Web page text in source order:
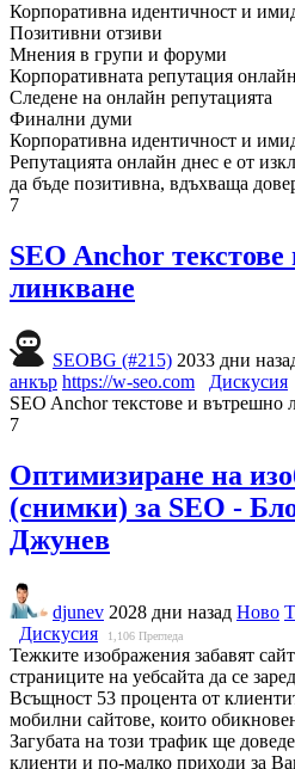
Корпоративна идентичност и
Позитивни отзиви
Мнения в групи и форуми
Корпоративната репутация
Следене на онлайн репутацията
Финални думи
Корпоративна идентичност и
Репутацията онлайн днес е от
да бъде позитивна, вдъхваща
7
SEO Anchor
линкване
SEOBG (#215) 2033 дни
анкър https://w-seo.com Дискусия
SEO Anchor текстове и вътрешно
7
Оптимизиране на
(снимки) за SEO -
Джунев
djunev 2028 дни назад Ново
Дискусия
1,106 Прегледа
Тежките изображения забавят
страниците на уебсайта да се
Всъщност 53 процента от
мобилни сайтове, които
Загубата на този трафик ще
клиенти и по-малко приходи за